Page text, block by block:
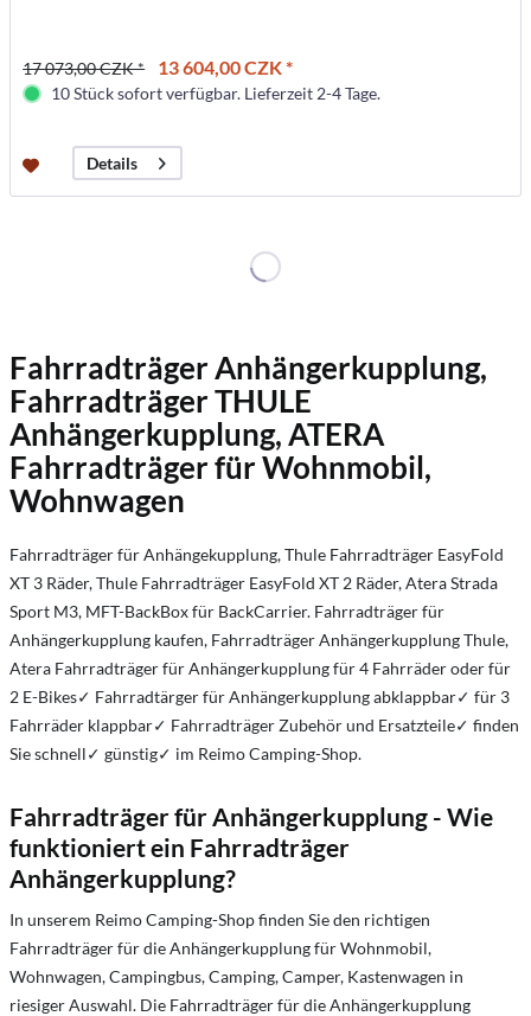
17 073,00 CZK * 13 604,00 CZK *
10 Stück sofort verfügbar. Lieferzeit 2-4 Tage.
Details
Fahrradträger Anhängerkupplung,
Fahrradträger THULE
Anhängerkupplung, ATERA
Fahrradträger für Wohnmobil,
Wohnwagen
Fahrradträger für Anhängekupplung, Thule Fahrradträger EasyFold
XT 3 Räder, Thule Fahrradträger EasyFold XT 2 Räder, Atera Strada
Sport M3, MFT-BackBox für BackCarrier. Fahrradträger für
Anhängerkupplung kaufen, Fahrradträger Anhängerkupplung Thule,
Atera Fahrradträger für Anhängerkupplung für 4 Fahrräder oder für
2 E-Bikes✓ Fahrradtärger für Anhängerkupplung abklappbar✓ für 3
Fahrräder klappbar✓ Fahrradträger Zubehör und Ersatzteile✓ finden
Sie schnell✓ günstig✓ im Reimo Camping-Shop.
Fahrradträger für Anhängerkupplung - Wie
funktioniert ein Fahrradträger
Anhängerkupplung?
In unserem Reimo Camping-Shop finden Sie den richtigen
Fahrradträger für die Anhängerkupplung für Wohnmobil,
Wohnwagen, Campingbus, Camping, Camper, Kastenwagen in
riesiger Auswahl. Die Fahrradträger für die Anhängerkupplung